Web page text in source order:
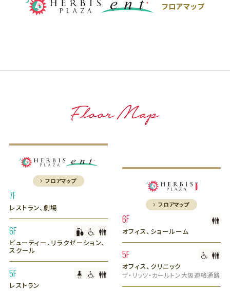
フロアマップ
フロアマップ
7F
レストラン、劇場
6F
ビューティー、リラクゼーション、
スクール
5F
レストラン
フロアマップ
6F
オフィス、ショールーム
5F
オフィス、クリニック
ザ・リッツ・カールトン大阪連絡通路